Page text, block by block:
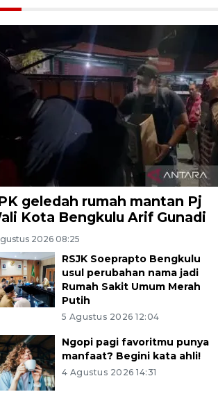
geledah rumah mantan Pj
Kota Bengkulu Arif Gunadi
2026 08:25
RSJK Soeprapto Bengkulu
usul perubahan nama jadi
Rumah Sakit Umum Merah
Putih
5 Agustus 2026 12:04
Ngopi pagi favoritmu punya
manfaat? Begini kata ahli!
4 Agustus 2026 14:31